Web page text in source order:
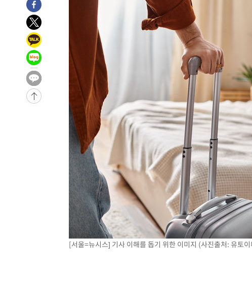
1시간 전 >
'여긴 20도, 저긴 50도'…열화상 카메라로 본 폭염 저감시설 '온도차'
2시간 전 >
콜롬비아 신임 우파 대통령 취임 하루만에 차량폭탄 폭발 사건
3시간 전 >
튀르키예 외무장관, "메카 3국 방위협정은 이란이 목표 아냐 " 밝혀
4시간 전 >
이군이 불법 군시설 건설한 레바논 남부에서 레바논군 3명 폭발로 부상
-32155초 전 >
네타냐후, 트럼프의 가자 평화 2차 15개조 평화안 '거부'
-28751초 전 >
이강인 ATM 입단식에 '상암벌 들썩'…"세계적인 선수 되길"
-27747초 전 >
태풍 돌핀, 중 저장성 타이저우시 해안에 상륙 (1보)
-25093초 전 >
AT마드리드 데뷔 앞둔 이강인, 맨시티전 선발 대신 '벤치 시작'
[속보]與 강원·TK 당원투표 합산 김민석 48.54%로 승리…정청
與 강원·TK 당원투표 합산 김민석 46.01%로 승리…정청래
[속보]與전대 권리당원투표…강원·경북 김민석, 대구 정청래 승리
[속보]與 당대표 경선, 경북 권리당원 투표 김민석 47.37%·정청래
[속보]與 당대표 경선, 대구 권리당원 투표 정청래 47.82%·김민
[속보]與 당대표 경선, 강원 권리당원 투표 김민석 승리…50.30%
"일본축구협회, 대한축구협회 성 접대 의혹 심판 조사"
[속보]장은수, KLPGA 제주삼다수 역전 우승…데뷔 10년 차에 첫
"얼마나 더웠으면"…안동 물길공원서 헤엄친 구렁이 '소동'
손흥민, 68분 뛰고 2경기 침묵…LAFC, 톨루카에 1-0 승리(종합)
[서울=뉴시스] 기사 이해를 돕기 위한 이미지 (사진출처: 유토